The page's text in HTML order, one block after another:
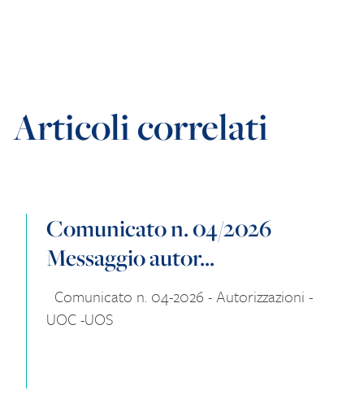
Articoli correlati
Comunicato n. 04/2026
Messaggio autor...
Comunicato n. 04-2026 - Autorizzazioni -
UOC -UOS